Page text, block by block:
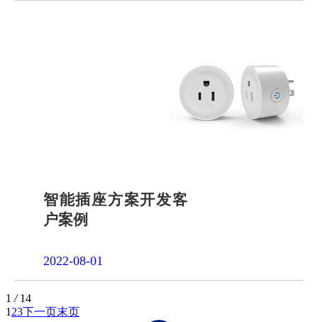
智能插座方案开发客
户案例
2022-08-01
1 / 14
1 23下一页末页